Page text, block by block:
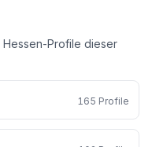
Hessen-Profile dieser
165 Profile